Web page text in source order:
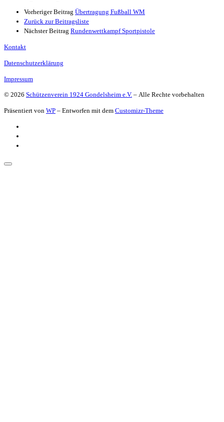
Vorheriger Beitrag Übertragung Fußball WM
Zurück zur Beitragsliste
Nächster Beitrag Rundenwettkampf Sportpistole
Kontakt
Datenschutzerklärung
Impressum
© 2026 Schützenverein 1924 Gondelsheim e.V. – Alle Rechte vorbehalten
Präsentiert von WP – Entworfen mit dem Customizr-Theme